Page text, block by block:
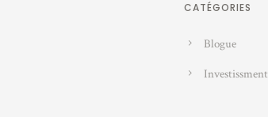
CATÉGORIES
Blogue
Investissment